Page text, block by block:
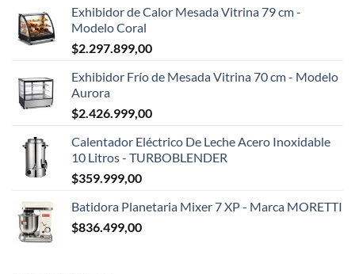
Exhibidor de Calor Mesada Vitrina 79 cm -
Modelo Coral
$2.297.899,00
Exhibidor Frío de Mesada Vitrina 70 cm - Modelo
Aurora
$2.426.999,00
Calentador Eléctrico De Leche Acero Inoxidable
10 Litros - TURBOBLENDER
$359.999,00
Batidora Planetaria Mixer 7 XP - Marca MORETTI
$836.499,00